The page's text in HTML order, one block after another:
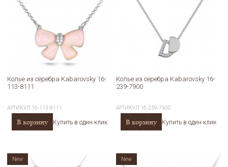
Колье из серебра Kabarovsky 16-
113-8111
АРТИКУЛ 16-113-8111
В корзину Купить в один клик
Колье из серебра Kabarovsky 16-
239-7900
АРТИКУЛ 16-239-7900
В корзину Купить в один клик
New New